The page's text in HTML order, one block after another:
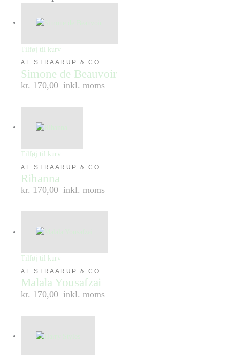
Tilføj til kurv
AF STRAARUP & CO
Simone de Beauvoir
kr. 170,00 inkl. moms
Tilføj til kurv
AF STRAARUP & CO
Rihanna
kr. 170,00 inkl. moms
Tilføj til kurv
AF STRAARUP & CO
Malala Yousafzai
kr. 170,00 inkl. moms